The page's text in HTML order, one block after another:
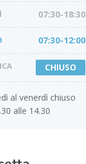
07:30-18:30
07:30-12:00
CHIUSO
al venerdì chiuso
alle 14.30